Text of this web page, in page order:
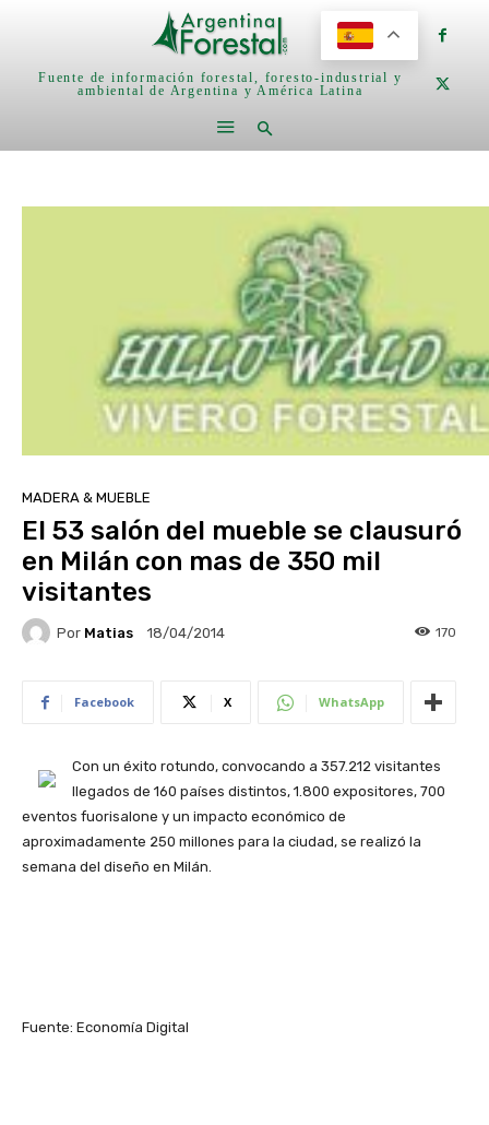
Fuente de información forestal, foresto-industrial y
ambiental de Argentina y América Latina
MADERA & MUEBLE
El 53 salón del mueble se clausuró
en Milán con mas de 350 mil
visitantes
Por Matias 18/04/2014 170
Facebook X WhatsApp
Con un éxito rotundo, convocando a 357.212 visitantes
llegados de 160 países distintos, 1.800 expositores, 700
eventos fuorisalone y un impacto económico de
aproximadamente 250 millones para la ciudad, se realizó la
semana del diseño en Milán.
Fuente: Economía Digital